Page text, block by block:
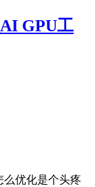
GPU工
么优化是个头疼